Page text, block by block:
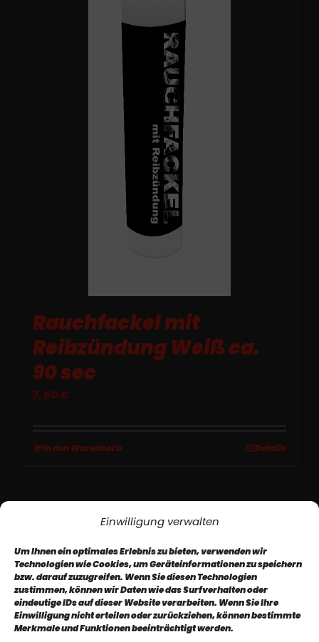
Einwilligung verwalten
Um Ihnen ein optimales Erlebnis zu bieten, verwenden wir
Technologien wie Cookies, um Geräteinformationen zu speichern
bzw. darauf zuzugreifen. Wenn Sie diesen Technologien
zustimmen, können wir Daten wie das Surfverhalten oder
eindeutige IDs auf dieser Website verarbeiten. Wenn Sie Ihre
Einwilligung nicht erteilen oder zurückziehen, können bestimmte
Merkmale und Funktionen beeinträchtigt werden.
Rauchfackel mit
Reibzündung Weiß ca.
90 sec
7,50€
In den Warenkorb Details
Impressum AGB
Datenschutz
Newsletter